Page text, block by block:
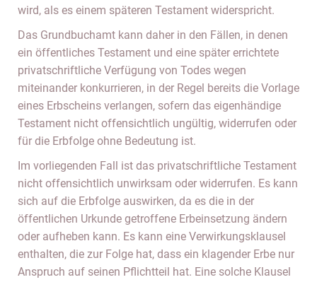
wird, als es einem späteren Testament widerspricht.
Das Grundbuchamt kann daher in den Fällen, in denen
ein öffentliches Testament und eine später errichtete
privatschriftliche Verfügung von Todes wegen
miteinander konkurrieren, in der Regel bereits die Vorlage
eines Erbscheins verlangen, sofern das eigenhändige
Testament nicht offensichtlich ungültig, widerrufen oder
für die Erbfolge ohne Bedeutung ist.
Im vorliegenden Fall ist das privatschriftliche Testament
nicht offensichtlich unwirksam oder widerrufen. Es kann
sich auf die Erbfolge auswirken, da es die in der
öffentlichen Urkunde getroffene Erbeinsetzung ändern
oder aufheben kann. Es kann eine Verwirkungsklausel
enthalten, die zur Folge hat, dass ein klagender Erbe nur
Anspruch auf seinen Pflichtteil hat. Eine solche Klausel